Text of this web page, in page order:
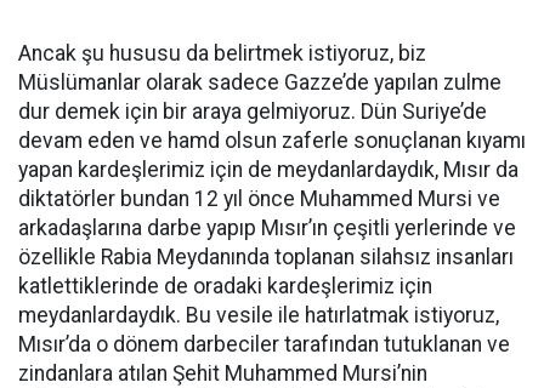
Ancak şu hususu da belirtmek istiyoruz, biz
Müslümanlar olarak sadece Gazze’de yapılan zulme
dur demek için bir araya gelmiyoruz. Dün Suriye’de
devam eden ve hamd olsun zaferle sonuçlanan kıyamı
yapan kardeşlerimiz için de meydanlardaydık, Mısır da
diktatörler bundan 12 yıl önce Muhammed Mursi ve
arkadaşlarına darbe yapıp Mısır’ın çeşitli yerlerinde ve
özellikle Rabia Meydanında toplanan silahsız insanları
katlettiklerinde de oradaki kardeşlerimiz için
meydanlardaydık. Bu vesile ile hatırlatmak istiyoruz,
Mısır’da o dönem darbeciler tarafından tutuklanan ve
zindanlara atılan Şehit Muhammed Mursi’nin